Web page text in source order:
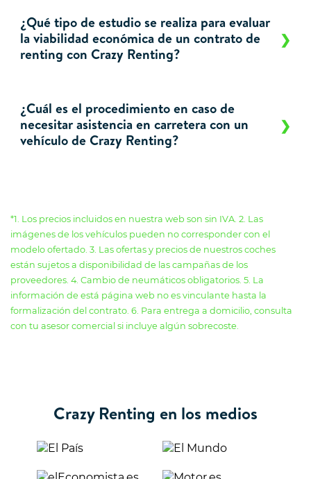
¿Qué tipo de estudio se realiza para evaluar
la viabilidad económica de un contrato de
renting con Crazy Renting?
¿Cuál es el procedimiento en caso de
necesitar asistencia en carretera con un
vehículo de Crazy Renting?
*1. Los precios incluidos en nuestra web son sin IVA. 2. Las
imágenes de los vehículos pueden no corresponder con el
modelo ofertado. 3. Las ofertas y precios de nuestros coches
están sujetos a disponibilidad de las campañas de los
proveedores. 4. Cambio de neumáticos obligatorios. 5. La
información de está página web no es vinculante hasta la
formalización del contrato. 6. Para entrega a domicilio, consulta
con tu asesor comercial si incluye algún sobrecoste.
Crazy Renting en los medios